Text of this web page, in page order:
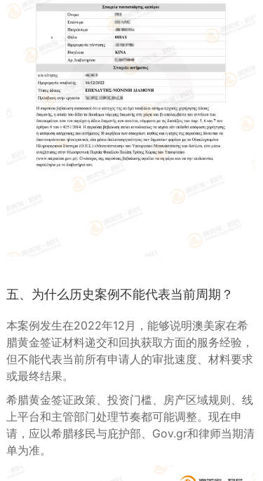
五、为什么历史案例不能代表当前周期？
本案例发生在2022年12月，能够说明澳美家在希
腊黄金签证材料递交和回执获取方面的服务经验，
但不能代表当前所有申请人的审批速度、材料要求
或最终结果。
希腊黄金签证政策、投资门槛、房产区域规则、线
上平台和主管部门处理节奏都可能调整。现在申
请，应以希腊移民与庇护部、Gov.gr和律师当期清
单为准。